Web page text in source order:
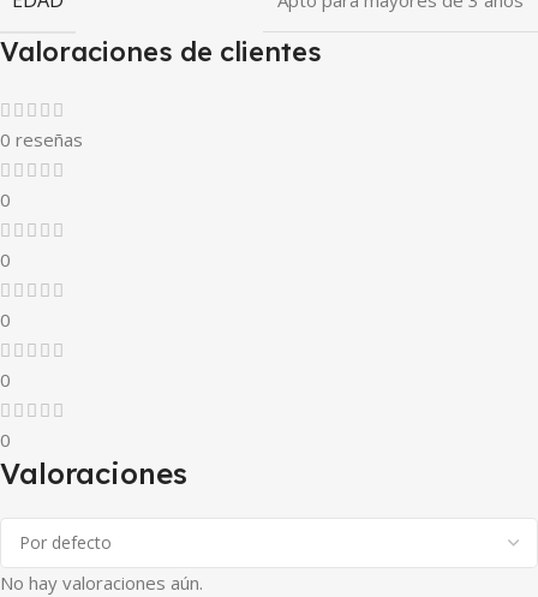
Valoraciones de clientes
0 reseñas
0
0
0
0
0
Valoraciones
No hay valoraciones aún.